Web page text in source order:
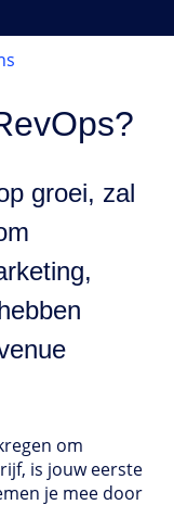
groei, zal
om
is jouw eerste
je mee door